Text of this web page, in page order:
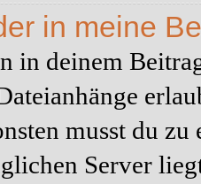
in meine
in deinem
musst du
Server